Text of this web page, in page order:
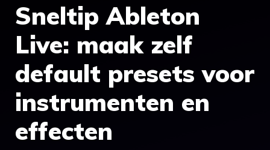
Sneltip Ableton
Live: maak zelf
default presets voor
instrumenten en
effecten